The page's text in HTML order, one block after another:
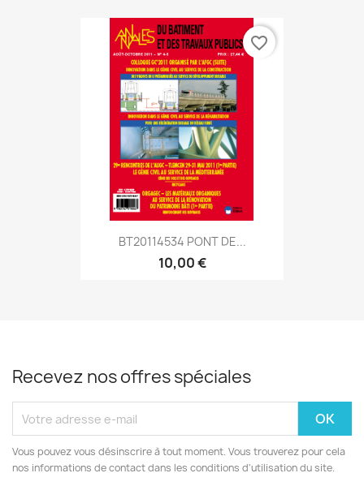
BT20114534 PONT DE...
10,00 €
favorite_border
Recevez nos offres spéciales
Vous pouvez vous désinscrire à tout moment. Vous trouverez pour cela
nos informations de contact dans les conditions d'utilisation du site.